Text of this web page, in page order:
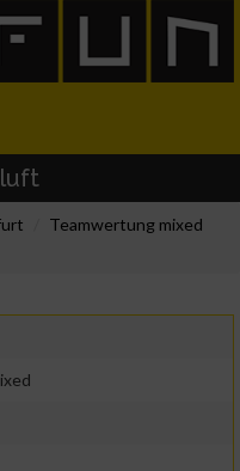
Teamwertung mixed